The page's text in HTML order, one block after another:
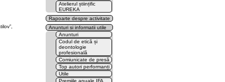
Atelierul științific
EUREKA
Rapoarte despre activitate
Anunturi si informatii utile
Anunturi
Codul de etică și
deontologie
profesională
Comiunicate de presă
Top autori performanți
Utile
Premiile anuale IFA